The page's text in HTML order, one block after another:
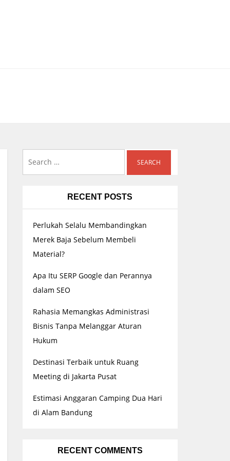
RECENT POSTS
Perlukah Selalu Membandingkan
Merek Baja Sebelum Membeli
Material?
Apa Itu SERP Google dan Perannya
dalam SEO
Rahasia Memangkas Administrasi
Bisnis Tanpa Melanggar Aturan
Hukum
Destinasi Terbaik untuk Ruang
Meeting di Jakarta Pusat
Estimasi Anggaran Camping Dua Hari
di Alam Bandung
RECENT COMMENTS